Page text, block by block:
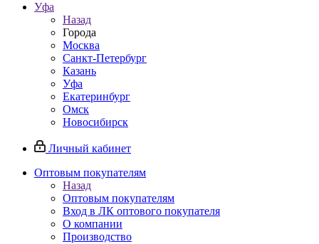
Уфа
Назад
Города
Москва
Санкт-Петербург
Казань
Уфа
Екатеринбург
Омск
Новосибирск
Личный кабинет
Оптовым покупателям
Назад
Оптовым покупателям
Вход в ЛК оптового покупателя
О компании
Производство